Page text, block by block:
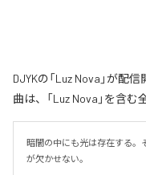
DJYKの「Luz Nova」が配
曲は、「Luz Nova」を含む
暗闇の中にも光は存在する。
が欠かせない。